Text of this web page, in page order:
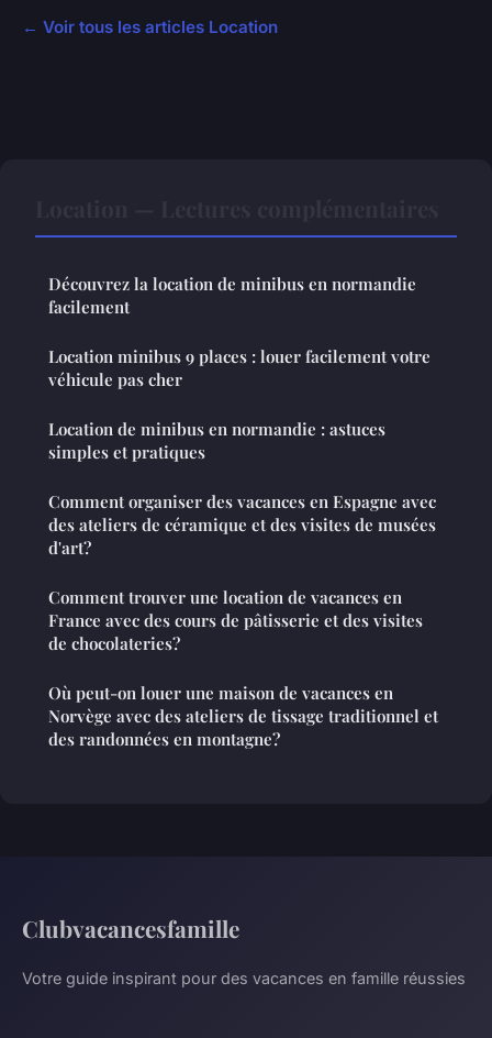
← Voir tous les articles Location
Découvrez la location de minibus en normandie
facilement
Location minibus 9 places : louer facilement votre
véhicule pas cher
Location de minibus en normandie : astuces
simples et pratiques
Comment organiser des vacances en Espagne avec
des ateliers de céramique et des visites de musées
d'art?
Comment trouver une location de vacances en
France avec des cours de pâtisserie et des visites
de chocolateries?
Où peut-on louer une maison de vacances en
Norvège avec des ateliers de tissage traditionnel et
des randonnées en montagne?
Clubvacancesfamille
Votre guide inspirant pour des vacances en famille réussies